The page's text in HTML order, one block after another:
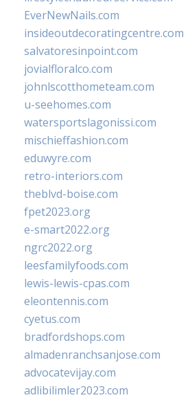
EverNewNails.com
insideoutdecoratingcentre.com
salvatoresinpoint.com
jovialfloralco.com
johnlscotthometeam.com
u-seehomes.com
watersportslagonissi.com
mischieffashion.com
eduwyre.com
retro-interiors.com
theblvd-boise.com
fpet2023.org
e-smart2022.org
ngrc2022.org
leesfamilyfoods.com
lewis-lewis-cpas.com
eleontennis.com
cyetus.com
bradfordshops.com
almadenranchsanjose.com
advocatevijay.com
adlibilimler2023.com